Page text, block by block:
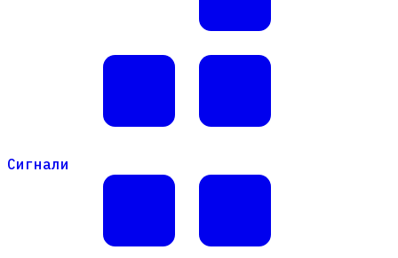
Сигнали